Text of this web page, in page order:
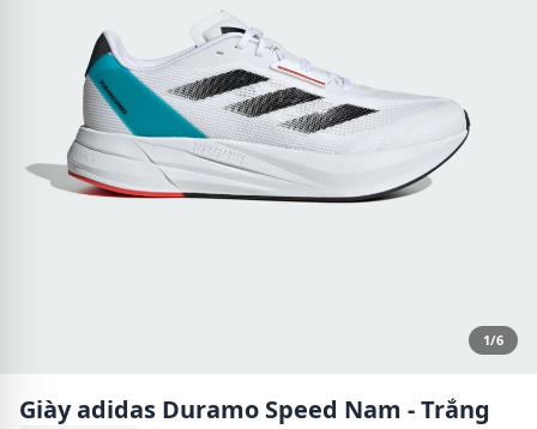
1/6
Giày adidas Duramo Speed Nam - Trắng